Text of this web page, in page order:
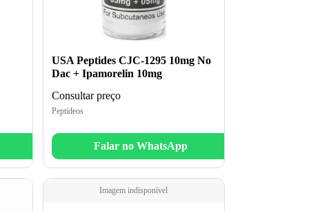
USA Peptides CJC-1295 10mg No
Dac + Ipamorelin 10mg
Consultar preço
Peptídeos
Falar no WhatsApp
Imagem indisponível